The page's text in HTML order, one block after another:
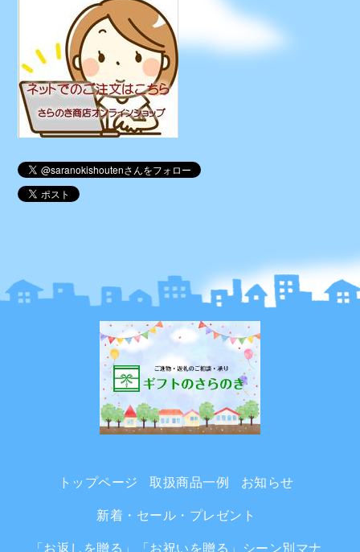
トップページ 取扱商品一例 お知らせ
新着・セール・プレゼント
「お返しを贈る」「お祝いを贈る」シーン別マナ